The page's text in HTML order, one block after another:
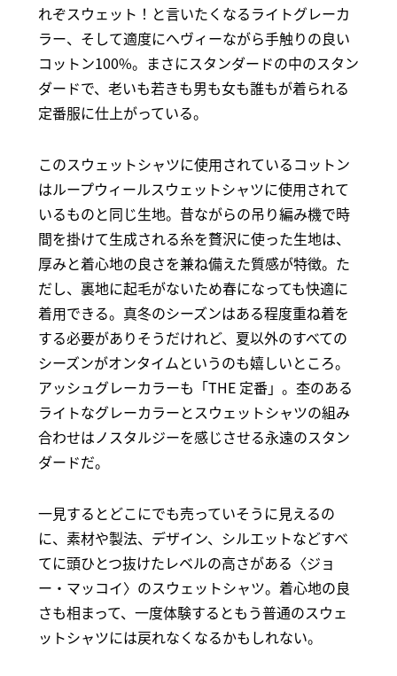
れぞスウェット！と言いたくなるライトグレーカ
ラー、そして適度にへヴィーながら手触りの良い
コットン100%。まさにスタンダードの中のスタン
ダードで、老いも若きも男も女も誰もが着られる
定番服に仕上がっている。
このスウェットシャツに使用されているコットン
はループウィールスウェットシャツに使用されて
いるものと同じ生地。昔ながらの吊り編み機で時
間を掛けて生成される糸を贅沢に使った生地は、
厚みと着心地の良さを兼ね備えた質感が特徴。た
だし、裏地に起毛がないため春になっても快適に
着用できる。真冬のシーズンはある程度重ね着を
する必要がありそうだけれど、夏以外のすべての
シーズンがオンタイムというのも嬉しいところ。
アッシュグレーカラーも「THE 定番」。杢のある
ライトなグレーカラーとスウェットシャツの組み
合わせはノスタルジーを感じさせる永遠のスタン
ダードだ。
一見するとどこにでも売っていそうに見えるの
に、素材や製法、デザイン、シルエットなどすべ
てに頭ひとつ抜けたレベルの高さがある〈ジョ
ー・マッコイ〉のスウェットシャツ。着心地の良
さも相まって、一度体験するともう普通のスウェ
ットシャツには戻れなくなるかもしれない。